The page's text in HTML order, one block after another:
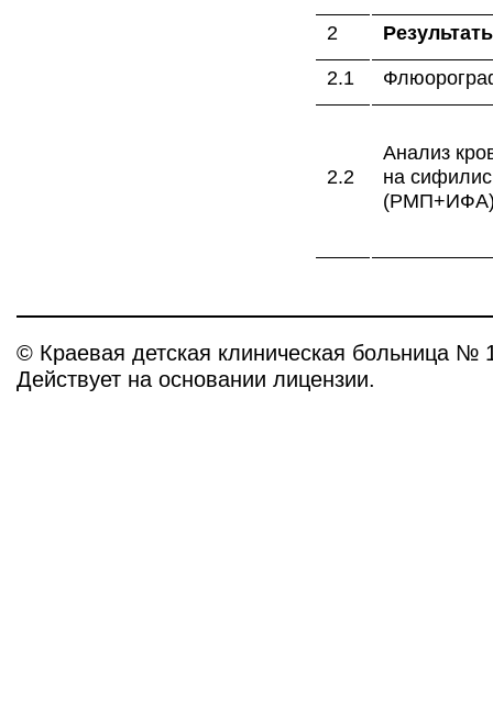
2
2.1
2.2
Анализ
на сифилис
© Краевая детская клиническая больница №
Действует на основании лицензии.